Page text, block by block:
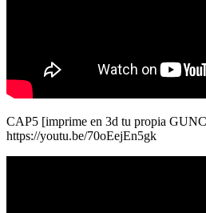
CAP5 [imprime en 3d tu propia
https://youtu.be/70oEejEn5gk